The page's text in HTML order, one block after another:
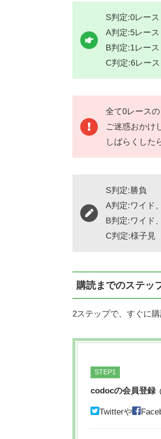
S判定:0レース
A判定:5レース
B判定:1レース
C判定:6レース
全て0レース
ご迷惑おかけ
しばらくした
S判定:勝負
A判定:ワイド
B判定:ワイド
C判定:様子見
購読までのステッ
2ステップで、すぐに購
STEP
codocの会員登録
Twitterや